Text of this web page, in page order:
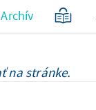
Archív